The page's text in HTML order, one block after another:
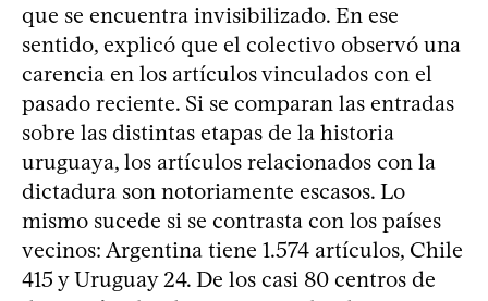
que se encuentra invisibilizado. En ese
sentido, explicó que el colectivo observó una
carencia en los artículos vinculados con el
pasado reciente. Si se comparan las entradas
sobre las distintas etapas de la historia
uruguaya, los artículos relacionados con la
dictadura son notoriamente escasos. Lo
mismo sucede si se contrasta con los países
vecinos: Argentina tiene 1.574 artículos, Chile
415 y Uruguay 24. De los casi 80 centros de